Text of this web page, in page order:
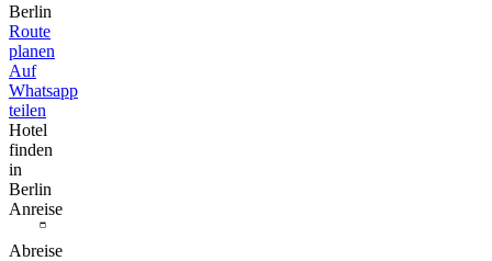
Berlin
Route
planen
Auf
Whatsapp
teilen
Hotel
finden
in
Berlin
Anreise
Abreise